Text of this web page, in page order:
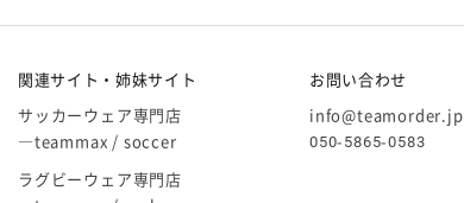
関連サイト・姉妹サイト
サッカーウェア専門店
―teammax / soccer
ラグビーウェア専門店
お問い合わせ
info@teamorder.jp
050-5865-0583